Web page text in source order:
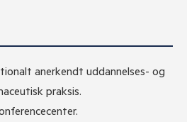
anerkendt uddannelses- og
praksis.